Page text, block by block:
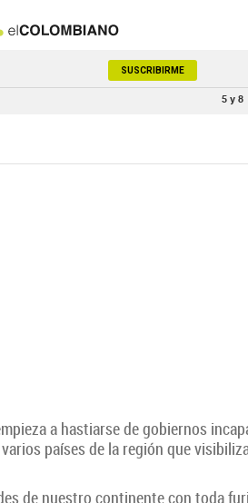
SUSCRIBIRME
5 y 8
a hastiarse de gobiernos
países de la región que
de nuestro continente con toda